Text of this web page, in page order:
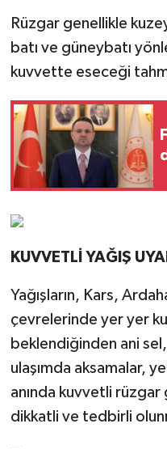
Rüzgar genellikle
batı ve güneybatı
kuvvette eseceği
KUVVETLİ YAĞIŞ
Yağışların, Kars,
çevrelerinde yer yer
beklendiğinden ani sel,
ulaşımda aksamalar,
anında kuvvetli rüzgar
dikkatli ve tedbirli